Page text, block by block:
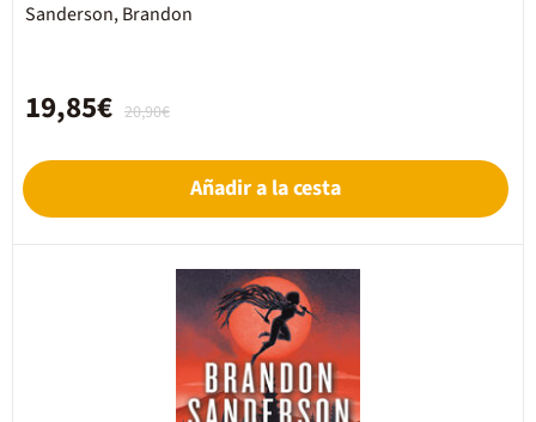
Sanderson, Brandon
20,90€
19,85€
Añadir a la cesta